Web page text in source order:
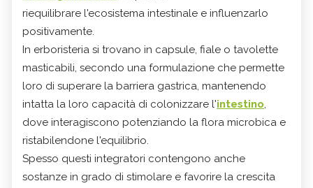
riequilibrare l'ecosistema intestinale e influenzarlo
positivamente.
In erboristeria si trovano in capsule, fiale o tavolette
masticabili, secondo una formulazione che permette
loro di superare la barriera gastrica, mantenendo
intatta la loro capacità di colonizzare l'intestino,
dove interagiscono potenziando la flora microbica e
ristabilendone l'equilibrio.
Spesso questi integratori contengono anche
sostanze in grado di stimolare e favorire la crescita